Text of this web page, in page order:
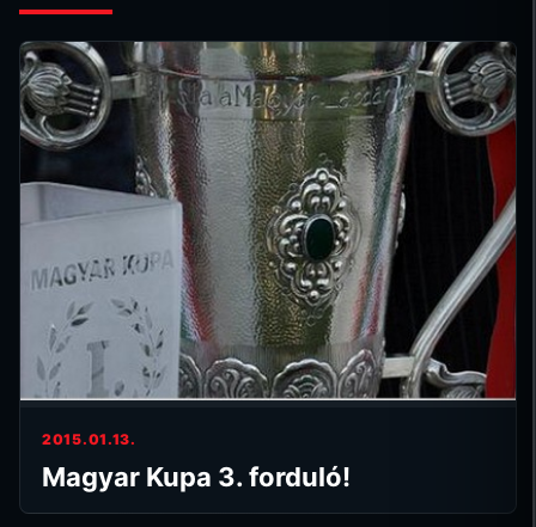
2015.01.13.
Magyar Kupa 3. forduló!